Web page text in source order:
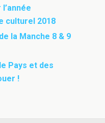
culturel 2018
la Manche 8 & 9
Pays et des
!